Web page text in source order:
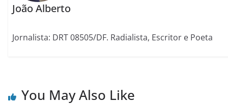
João Alberto
Jornalista: DRT 08505/DF. Radialista, Escritor e Poeta
You May Also Like